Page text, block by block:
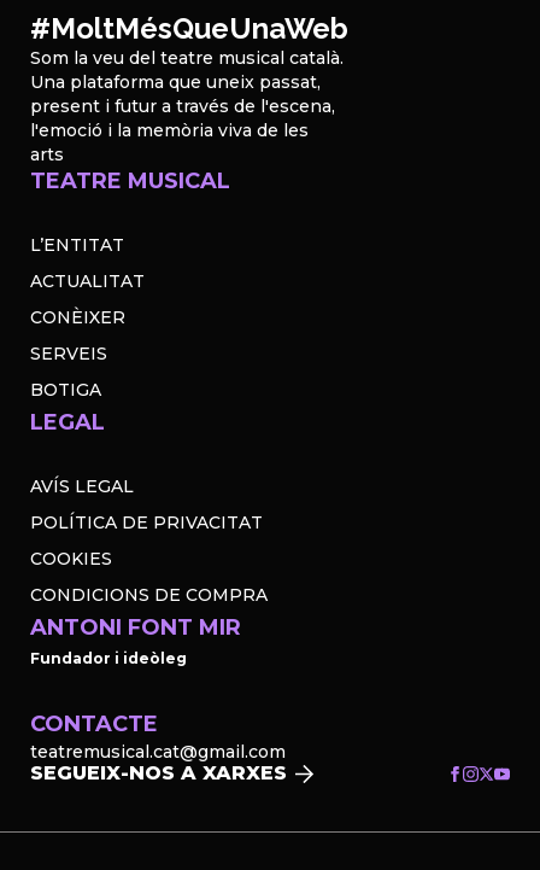
#MoltMésQueUnaWeb
Som la veu del teatre musical català.
Una plataforma que uneix passat,
present i futur a través de l'escena,
l'emoció i la memòria viva de les
arts
TEATRE MUSICAL
L’ENTITAT
ACTUALITAT
CONÈIXER
SERVEIS
BOTIGA
LEGAL
AVÍS LEGAL
POLÍTICA DE PRIVACITAT
COOKIES
CONDICIONS DE COMPRA
ANTONI FONT MIR
Fundador i ideòleg
CONTACTE
teatremusical.cat@gmail.com
SEGUEIX-NOS A XARXES